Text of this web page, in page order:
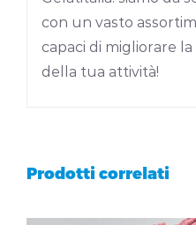
con un vasto
capaci di migliorare
della tua attività!
Prodotti correlati